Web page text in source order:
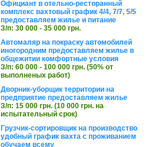
Официант в отельно-ресторанный
комплекс вахтовый график 4/4, 7/7, 5/5
предоставляем жилье и питание
З/п: 30 000 - 35 000 грн.
Автомаляр на покраску автомобилей
иногородним предоставляем жилье в
общежитии комфортные условия
З/п: 60 000 - 100 000 грн. (50% от
выполненых работ)
Дворник-уборщик территории на
предприятие предоставляем жилье
З/п: 15 000 грн. (10 000 грн. на
испытательный срок)
Грузчик-сортировщик на производство
удобный график вахта с проживанием
обучаем всему